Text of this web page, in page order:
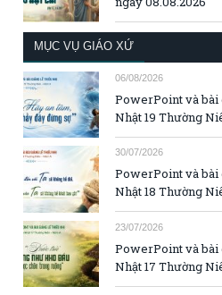
MỤC VỤ GIÁO XỨ
06/08/2026
PowerPoint và bài
Nhật 19 Thường
30/07/2026
PowerPoint và bài
Nhật 18 Thường
23/07/2026
PowerPoint và bài
Nhật 17 Thường